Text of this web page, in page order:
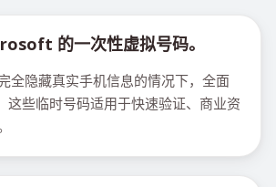
的一次性虚拟号码。
全隐藏真实手机信息的情况下，全面
些临时号码适用于快速验证、商业资